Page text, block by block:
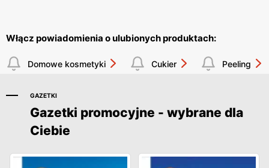
Włącz powiadomienia o ulubionych produktach:
Domowe kosmetyki Cukier Peeling
GAZETKI
Gazetki promocyjne - wybrane dla
Ciebie